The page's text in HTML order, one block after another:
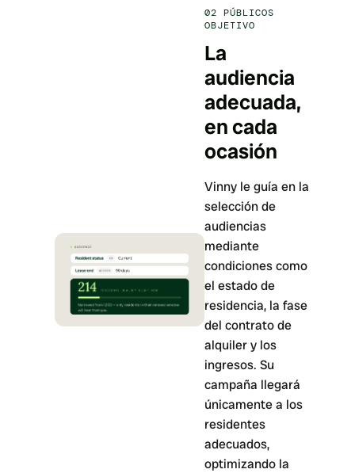
02 PÚBLICOS
OBJETIVO
La
audiencia
adecuada,
en cada
ocasión
Vinny le guía en la
selección de
audiencias
mediante
condiciones como
el estado de
residencia, la fase
del contrato de
alquiler y los
ingresos. Su
campaña llegará
únicamente a los
residentes
adecuados,
optimizando la